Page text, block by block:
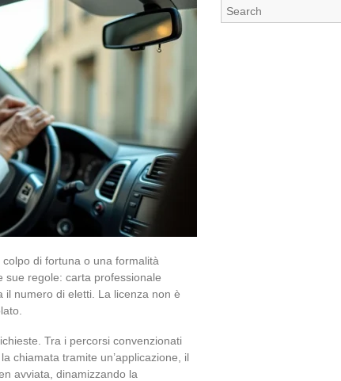
di fortuna o una formalità
sue regole: carta professionale
il numero di eletti. La licenza non è
Tra i percorsi convenzionati
chiamata tramite un’applicazione, il
avviata, dinamizzando la